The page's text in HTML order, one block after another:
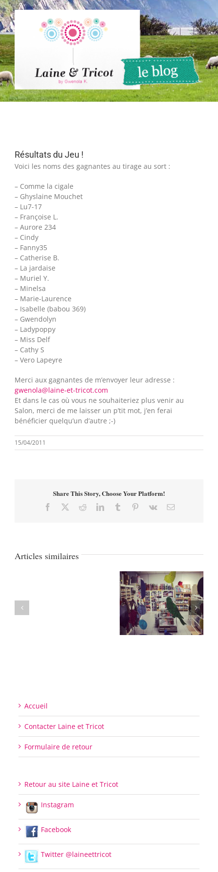
Passer
au
contenu
Résultats du Jeu !
Voici les noms des gagnantes au tirage au sort :
– Comme la cigale
– Ghyslaine Mouchet
– Lu7-17
– Françoise L.
– Aurore 234
– Cindy
– Fanny35
– Catherise B.
– La jardaise
– Muriel Y.
– Minelsa
– Marie-Laurence
– Isabelle (babou 369)
– Gwendolyn
– Ladypoppy
– Miss Delf
– Cathy S
– Vero Lapeyre
Merci aux gagnantes de m’envoyer leur adresse :
gwenola@laine-et-tricot.com
Et dans le cas où vous ne souhaiteriez plus venir au
Salon, merci de me laisser un p’tit mot, j’en ferai
bénéficier quelqu’un d’autre ;-)
15/04/2011
Share This Story, Choose Your Platform!
Facebook RedditLinkedInTumblr Pinterest
Vk Email
Articles similaires
Accueil
Contacter Laine et Tricot
Formulaire de retour
Retour au site Laine et Tricot
Instagram
Facebook
Twitter @laineettricot